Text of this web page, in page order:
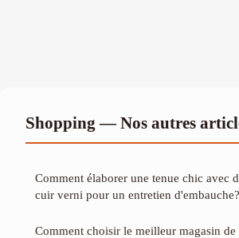
Shopping — Nos autres
Comment élaborer une tenue chic avec
cuir verni pour un entretien d'embauche?
Comment choisir le meilleur magasin de